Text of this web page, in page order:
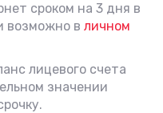
сроком на 3 дня в
возможно в личном
лицевого счета
значении